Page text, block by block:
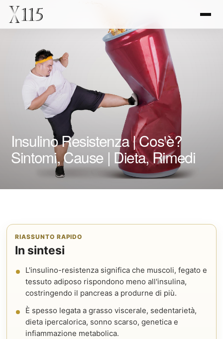
Insulino Resistenza | Cos'è?
Sintomi, Cause | Dieta, Rimedi
RIASSUNTO RAPIDO
In sintesi
L'insulino-resistenza significa che muscoli, fegato e
tessuto adiposo rispondono meno all'insulina,
costringendo il pancreas a produrne di più.
È spesso legata a grasso viscerale, sedentarietà,
dieta ipercalorica, sonno scarso, genetica e
infiammazione metabolica.